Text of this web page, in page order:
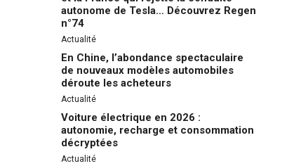
autonome de Tesla… Découvrez Regen
n°74
Actualité
En Chine, l’abondance spectaculaire
de nouveaux modèles automobiles
déroute les acheteurs
Actualité
Voiture électrique en 2026 :
autonomie, recharge et consommation
décryptées
Actualité